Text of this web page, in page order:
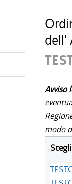
dell'
Avviso
modo